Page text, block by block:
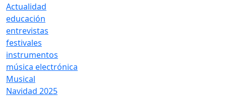
Actualidad
educación
entrevistas
festivales
instrumentos
música electrónica
Musical
Navidad 2025